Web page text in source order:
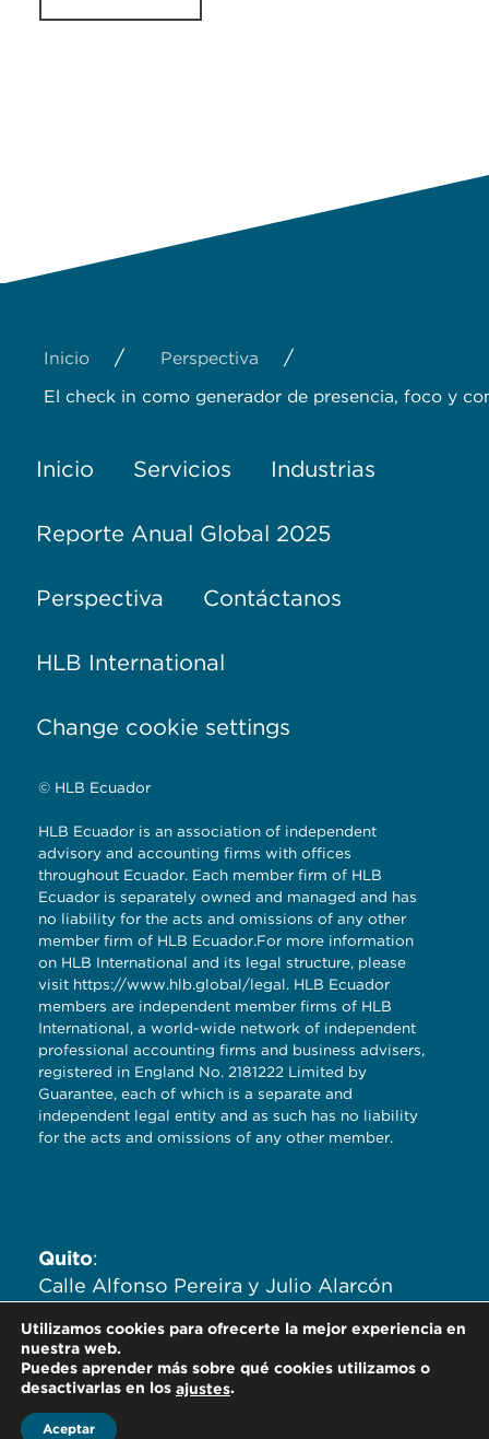
Inicio / Perspectiva /
El check in como generador de presencia, foco y
Inicio Servicios Industrias
Reporte Anual Global 2025
Perspectiva Contáctanos
HLB International
Change cookie settings
© HLB Ecuador
HLB Ecuador is an association of independent
advisory and accounting firms with offices
throughout Ecuador. Each member firm of HLB
Ecuador is separately owned and managed and has
no liability for the acts and omissions of any other
member firm of HLB Ecuador.For more information
on HLB International and its legal structure, please
visit https://www.hlb.global/legal. HLB Ecuador
members are independent member firms of HLB
International, a world-wide network of independent
professional accounting firms and business advisers,
registered in England No. 2181222 Limited by
Guarantee, each of which is a separate and
independent legal entity and as such has no liability
for the acts and omissions of any other member.
Quito:
Calle Alfonso Pereira y Julio Alarcón
704,705,706.
Utilizamos cookies para ofrecerte la mejor experiencia en
nuestra web.
Puedes aprender más sobre qué cookies utilizamos o
desactivarlas en los ajustes.
Aceptar